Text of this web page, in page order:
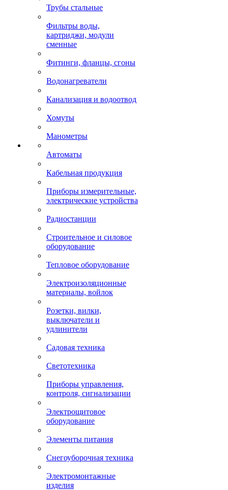
Трубы стальные
Фильтры воды,
картриджи, модули
сменные
Фитинги, фланцы, сгоны
Водонагреватели
Канализация и водоотвод
Хомуты
Манометры
Автоматы
Кабельная продукция
Приборы измерительные,
электрические устройства
Радиостанции
Строительное и силовое
оборудование
Тепловое оборудование
Электроизоляционные
материалы, войлок
Розетки, вилки,
выключатели и
удлинители
Садовая техника
Светотехника
Приборы управления,
контроля, сигнализации
Электрощитовое
оборудование
Элементы питания
Снегоуборочная техника
Электромонтажные
изделия